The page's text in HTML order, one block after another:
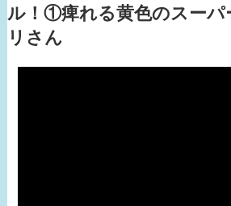
ル！①痺れる黄色のスーパ
リさん